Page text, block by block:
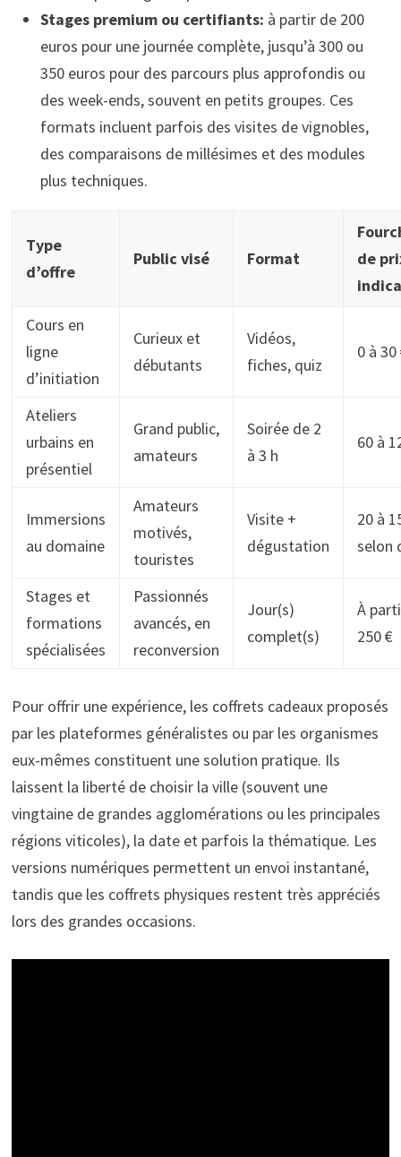
Stages premium ou certifiants: à partir de 200
euros pour une journée complète, jusqu’à 300 ou
350 euros pour des parcours plus approfondis ou
des week-ends, souvent en petits groupes. Ces
formats incluent parfois des visites de vignobles,
des comparaisons de millésimes et des modules
plus techniques.
Type
d’offre
Public visé Format
de
Cours en
ligne
d’initiation
Curieux et
débutants
Vidéos,
fiches, quiz
0 à 30
Ateliers
urbains en
présentiel
Grand public,
amateurs
Soirée de 2
à 3 h
60 à
Immersions
au domaine
Amateurs
motivés,
touristes
Visite +
dégustation
20 à
selon
Stages et
formations
spécialisées
Passionnés
avancés, en
reconversion
Jour(s)
complet(s)
À
250 €
Pour offrir une expérience, les coffrets cadeaux proposés
par les plateformes généralistes ou par les organismes
eux-mêmes constituent une solution pratique. Ils
laissent la liberté de choisir la ville (souvent une
vingtaine de grandes agglomérations ou les principales
régions viticoles), la date et parfois la thématique. Les
versions numériques permettent un envoi instantané,
tandis que les coffrets physiques restent très appréciés
lors des grandes occasions.